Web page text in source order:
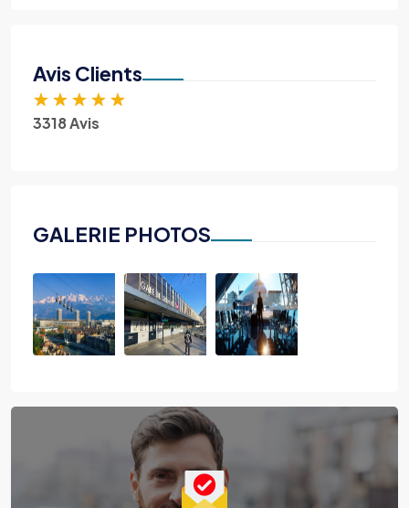
Avis Clients
★ ★ ★ ★ ★
3318 Avis
GALERIE PHOTOS